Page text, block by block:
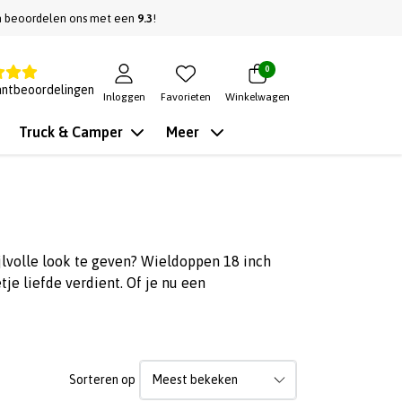
beoordelen ons met een 9.3!
Inloggen Favorieten
0
Winkelwagen
Truck & Camper Meer
look te geven? Wieldoppen 18 inch
liefde verdient. Of je nu een
Sorteren op